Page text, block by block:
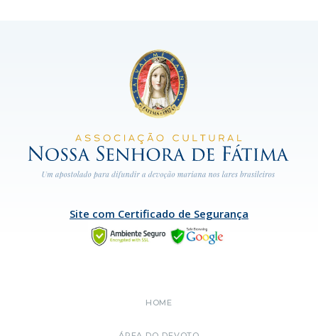
Site com Certificado de Segurança
HOME